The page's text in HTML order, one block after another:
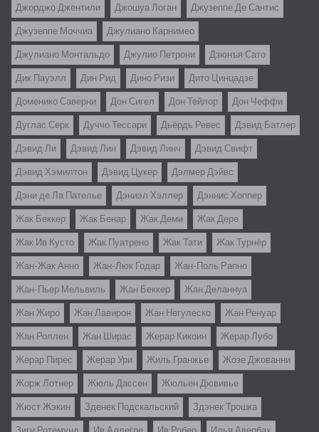
Джорджо Джентили Джошуа Логан Джузеппе Де Сантис
Джузеппе Моччиа Джулиано Карнимео
Джулиано Монтальдо Джулио Петрони Дзюнъя Сато
Дик Пауэлл Дин Рид Дино Ризи Дито Цинцадзе
Доменико Саверни Дон Сигел Дон Тейлор Дон Чеффи
Дуглас Серк Дуччо Тессари Дьёрдь Ревес Дэвид Батлер
Дэвид Ли Дэвид Лин Дэвид Линч Дэвид Свифт
Дэвид Хэмилтон Дэвид Цукер Дэлмер Дэйвс
Дэни де Ла Пателье Дэниэл Хэллер Дэннис Хоппер
Жак Беккер Жак Бенар Жак Деми Жак Дере
Жак Ив Кусто Жак Пуатрено Жак Тати Жак Турнёр
Жан-Жак Анно Жан-Люк Годар Жан-Поль Рапно
Жан-Пьер Мельвиль Жан Беккер Жан Деланнуа
Жан Жиро Жан Лавирон Жан Негулеско Жан Ренуар
Жан Роллен Жан Ширас Жерар Кикоин Жерар Лубо
Жерар Пирес Жерар Ури Жиль Гранжье Жозе Джованни
Жорж Лотнер Жюль Дассен Жюльен Дювивье
Жюст Жэкин Зденек Подскальский Здэнек Трошка